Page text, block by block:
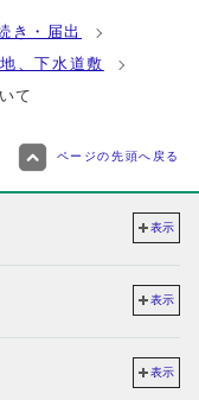
き・届出
、下水道敷
て
ページの先頭へ戻る
表示
表示
表示